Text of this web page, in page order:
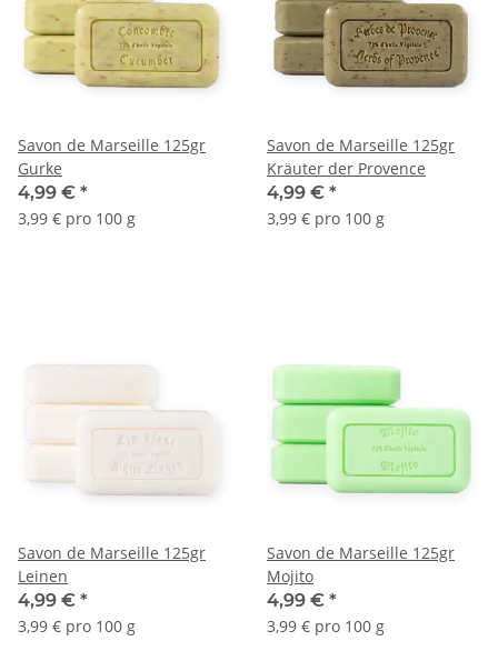
Savon de Marseille 125gr
Gurke
4,99 € *
3,99 € pro 100 g
Savon de Marseille 125gr
Kräuter der Provence
4,99 € *
3,99 € pro 100 g
Savon de Marseille 125gr
Leinen
4,99 € *
3,99 € pro 100 g
Savon de Marseille 125gr
Mojito
4,99 € *
3,99 € pro 100 g